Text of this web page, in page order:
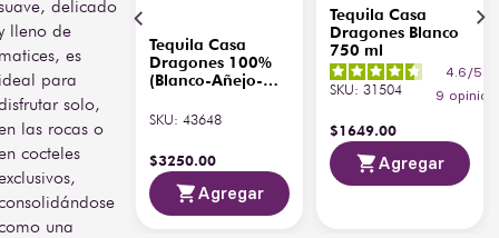
ideal para degustarse solo
o maridar con platillos
gourmet como mariscos,
carnes blancas o postres
finos. Su elegancia y
suavidad lo han
posicionado entre los
tequilas más reconocidos
a nivel mundial por su
pureza y refinamiento.
delicado
lleno de
es
para
solo,
las rocas o
cocteles
una
Tequila Casa
Dragones 100%
(Blanco-Añejo-
SKU:43648
$3250.00
Agregar
Tequila Casa
Dragones Blanco
750 ml
4.6 /5
9
SKU:31504
$1649.00
Agregar